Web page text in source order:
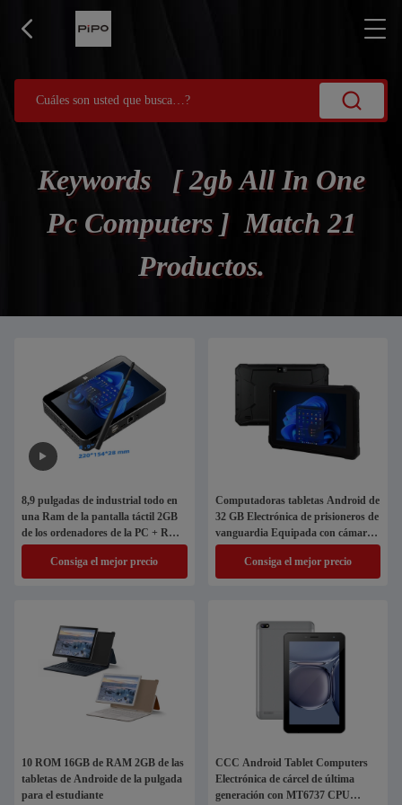
Keywords [ 2gb All In One
Pc Computers ] Match 21
Productos.
8,9 pulgadas de industrial todo en
una Ram de la pantalla táctil 2GB
de los ordenadores de la PC + ROM
32GB
Consiga el mejor precio
Computadoras tabletas Android de
32 GB Electrónica de prisioneros de
vanguardia Equipada con cámara
frontal y trasera MT6737 CPU
Consiga el mejor precio
10 ROM 16GB de RAM 2GB de las
tabletas de Androide de la pulgada
para el estudiante
CCC Android Tablet Computers
Electrónica de cárcel de última
generación con MT6737 CPU